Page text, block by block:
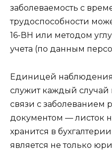
заболеваемость с
трудоспособности
16-ВН или методом
учета (по данным
Единицей наблюдения
служит каждый случай
связи с заболеванием
документом — листок
хранится в
является не только